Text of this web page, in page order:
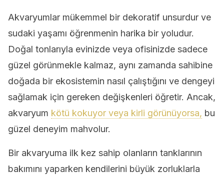
Akvaryumlar mükemmel bir dekoratif unsurdur ve
sudaki yaşamı öğrenmenin harika bir yoludur.
Doğal tonlarıyla evinizde veya ofisinizde sadece
güzel görünmekle kalmaz, aynı zamanda sahibine
doğada bir ekosistemin nasıl çalıştığını ve dengeyi
sağlamak için gereken değişkenleri öğretir. Ancak,
akvaryum kötü kokuyor veya kirli görünüyorsa, bu
güzel deneyim mahvolur.
Bir akvaryuma ilk kez sahip olanların tanklarının
bakımını yaparken kendilerini büyük zorluklarla